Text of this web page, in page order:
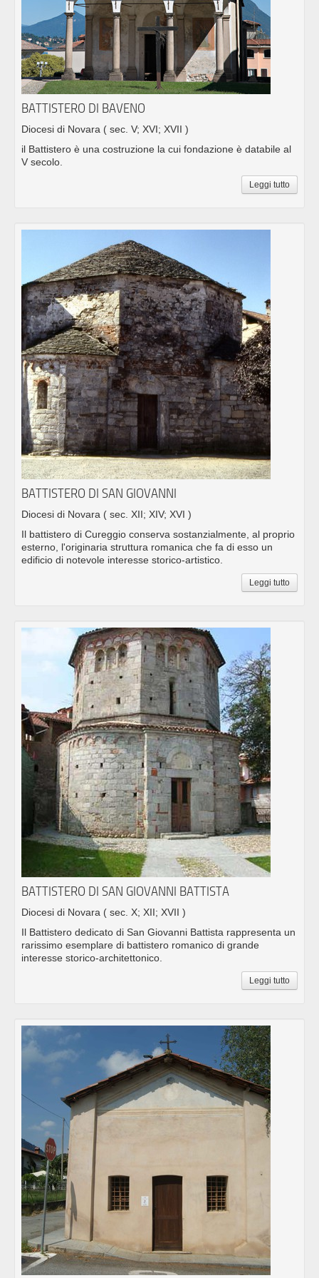
BATTISTERO DI BAVENO
Diocesi di Novara ( sec. V; XVI; XVII )
il Battistero è una costruzione la cui fondazione è databile al
V secolo.
Leggi tutto
BATTISTERO DI SAN GIOVANNI
Diocesi di Novara ( sec. XII; XIV; XVI )
Il battistero di Cureggio conserva sostanzialmente, al proprio
esterno, l'originaria struttura romanica che fa di esso un
edificio di notevole interesse storico-artistico.
Leggi tutto
BATTISTERO DI SAN GIOVANNI BATTISTA
Diocesi di Novara ( sec. X; XII; XVII )
Il Battistero dedicato di San Giovanni Battista rappresenta un
rarissimo esemplare di battistero romanico di grande
interesse storico-architettonico.
Leggi tutto